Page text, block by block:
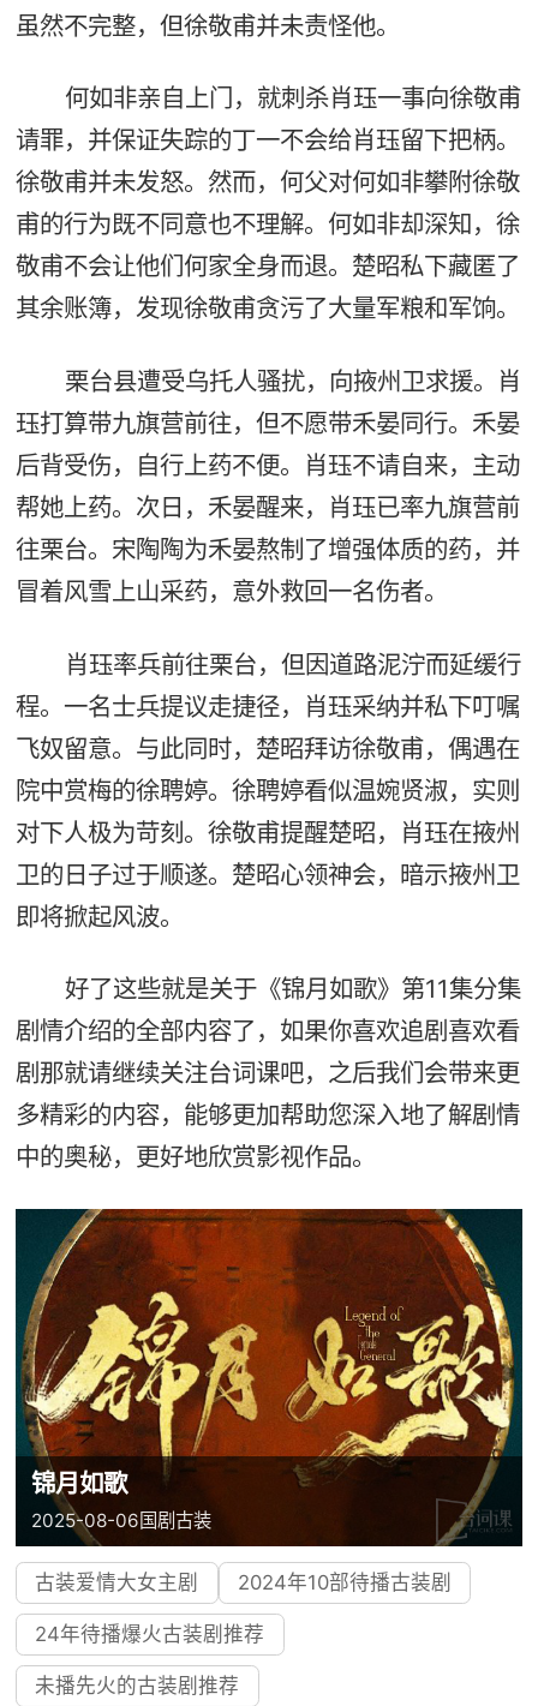
虽然不完整，但徐敬甫并未责怪他。
何如非亲自上门，就刺杀肖珏一事向徐敬甫
请罪，并保证失踪的丁一不会给肖珏留下把柄。
徐敬甫并未发怒。然而，何父对何如非攀附徐敬
甫的行为既不同意也不理解。何如非却深知，徐
敬甫不会让他们何家全身而退。楚昭私下藏匿了
其余账簿，发现徐敬甫贪污了大量军粮和军饷。
栗台县遭受乌托人骚扰，向掖州卫求援。肖
珏打算带九旗营前往，但不愿带禾晏同行。禾晏
后背受伤，自行上药不便。肖珏不请自来，主动
帮她上药。次日，禾晏醒来，肖珏已率九旗营前
往栗台。宋陶陶为禾晏熬制了增强体质的药，并
冒着风雪上山采药，意外救回一名伤者。
肖珏率兵前往栗台，但因道路泥泞而延缓行
程。一名士兵提议走捷径，肖珏采纳并私下叮嘱
飞奴留意。与此同时，楚昭拜访徐敬甫，偶遇在
院中赏梅的徐聘婷。徐聘婷看似温婉贤淑，实则
对下人极为苛刻。徐敬甫提醒楚昭，肖珏在掖州
卫的日子过于顺遂。楚昭心领神会，暗示掖州卫
即将掀起风波。
好了这些就是关于《锦月如歌》第11集分集
剧情介绍的全部内容了，如果你喜欢追剧喜欢看
剧那就请继续关注台词课吧，之后我们会带来更
多精彩的内容，能够更加帮助您深入地了解剧情
中的奥秘，更好地欣赏影视作品。
锦月如歌
2025-08-06国剧古装
古装爱情大女主剧 2024年10部待播古装剧
24年待播爆火古装剧推荐
未播先火的古装剧推荐